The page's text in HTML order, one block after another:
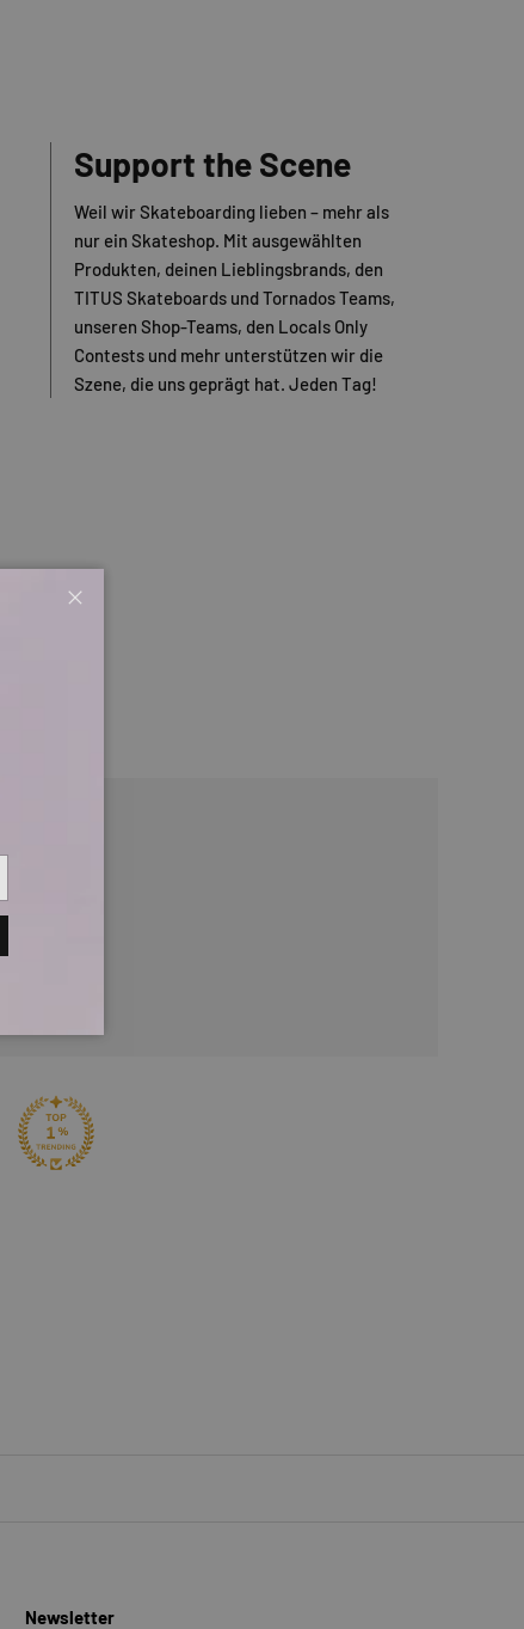
Support the Scene
Weil wir Skateboarding lieben – mehr als
nur ein Skateshop. Mit ausgewählten
Produkten, deinen Lieblingsbrands, den
TITUS Skateboards und Tornados Teams,
unseren Shop-Teams, den Locals Only
Contests und mehr unterstützen wir die
Szene, die uns geprägt hat. Jeden Tag!
Newsletter